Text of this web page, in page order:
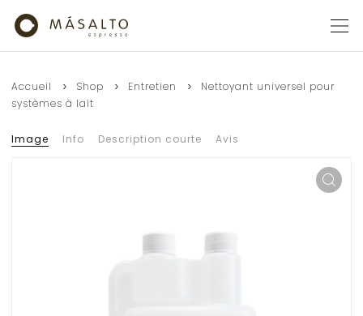
Accueil Shop Entretien
Nettoyant universel pour
systèmes à lait
Image Info Description courte Avis